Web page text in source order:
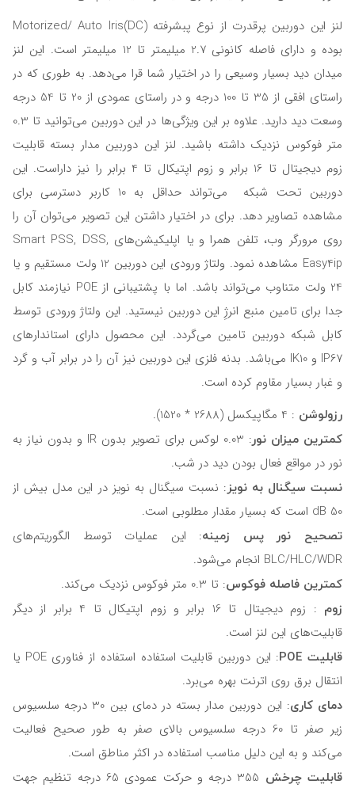
لنز این دوربین پرقدرت از نوع پبشرفته (Motorized/ Auto Iris(DC
بوده و دارای فاصله کانونی 2.7 میلیمتر تا 12 میلیمتر است. این لنز
میدان دید بسیار وسیعی را در اختیار شما قرا می‌دهد. به طوری که در
راستای افقی از 35 تا 100 درجه و در راستای عمودی از 20 تا 54 درجه
وسعت دید دارید. علاوه بر این ویژگی‌‌ها در این دوربین می‌توانید تا 0.3
متر فوکوس نزدیک داشته باشید. لنز این دوربین مدار بسته قابلیت
زوم دیجیتال تا 16 برابر و زوم اپتیکال تا 4 برابر را نیز داراست. این
دوربین تحت شبکه می‌تواند حداقل به 10 کاربر دسترسی برای
مشاهده تصاویر دهد. برای در اختیار داشتن این تصویر می‌توان آن را
روی مرورگر وب، تلفن همرا و یا اپلیکیشن‌های Smart PSS, DSS,
Easy4ip مشاهده نمود. ولتاژ ورودی این دوربین 12 ولت مستقیم و یا
24 ولت متناوب می‌تواند باشد. اما با پشتیبانی از POE نیازمند کابل
جدا برای تامین منبع انرژِ این دوربین نیستید. این ولتاژ ورودی توسط
کابل شبکه دوربین تامین می‌گردد. این محصول دارای استاندارهای
IP67 و IK10 می‌باشد. بدنه فلزی این دوربین نیز آن را در برابر آب و گرد
و غبار بسیار مقاوم کرده است.
رزولوشن : 4 مگاپیکسل (2688 * 1520).
کمترین میزان نور
: 0.03 لوکس برای تصویر بدون IR و بدون نیاز به
نور در مواقع فعال بودن دید در شب.
نسبت سیگنال به نویز: نسبت سیگنال به نویز در این مدل بیش از
50 dB است که بسیار مقدار مطلوبی است.
تصحیح نور پس زمینه: این عملیات توسط الگوریتم‌های
BLC/HLC/WDR انجام می‌شود.
کمترین فاصله فوکوس: تا 0.3 متر فوکوس نزدیک می‌کند.
زوم
: زوم دیجیتال تا 16 برابر و زوم اپتیکال تا 4 برابر از دیگر
قابلیت‌های این لنز است.
قابلیت POE
: این دوربین قابلیت استفاده استفاده از فناوری POE یا
انتقال برق روی اترنت بهره می‌برد.
دمای کاری
: این دوربین مدار بسته در دمای بین 30 درجه سلسیوس
زیر صفر تا 60 درجه سلسیوس بالای صفر به طور صحیح فعالیت
می‌کند و به این دلیل مناسب استفاده در اکثر مناطق است.
قابلیت چرخش
355 درجه و حرکت عمودی 65 درجه تنظیم جهت